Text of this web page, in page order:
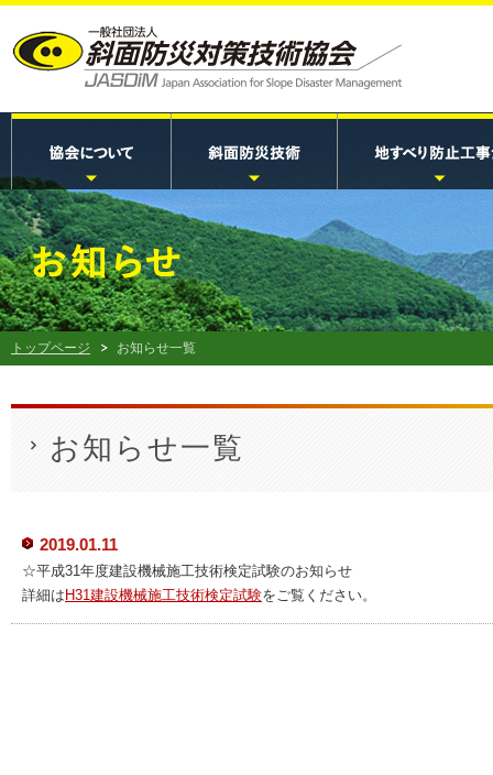
トップページ お知らせ一覧
お知らせ一覧
2019.01.11
☆平成31年度建設機械施工技術検定試験のお知らせ
詳細は H31建設機械施工技術検定試験をご覧ください。